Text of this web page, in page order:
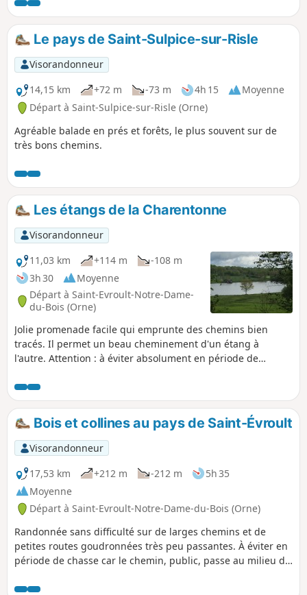
Le pays de Saint-Sulpice-sur-Risle
Visorandonneur
14,15 km
+72 m -73 m 4h 15
Moyenne
Départ à Saint-Sulpice-sur-Risle (Orne)
Agréable balade en prés et forêts, le plus souvent sur de
très bons chemins.
Les étangs de la Charentonne
Visorandonneur
11,03 km
+114 m
-108 m
3h 30
Moyenne
Départ à Saint-Evroult-Notre-Dame-
du-Bois (Orne)
Jolie promenade facile qui emprunte des chemins bien
tracés. Il permet un beau cheminement d'un étang à
l'autre. Attention : à éviter absolument en période de
Bois et collines au pays de Saint-Évroult
Visorandonneur
17,53 km
+212 m -212 m
5h 35
Moyenne
Départ à Saint-Evroult-Notre-Dame-du-Bois (Orne)
Randonnée sans difficulté sur de larges chemins et de
petites routes goudronnées très peu passantes. À éviter en
période de chasse car le chemin, public, passe au milieu de
panneaux le rappellent et, sur cette partie, il n'est pas